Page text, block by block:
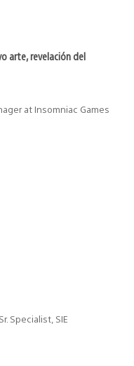
arte, revelación del
at Insomniac Games
Specialist, SIE